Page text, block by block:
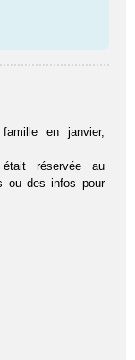
en janvier,
réservée au
ou des infos pour